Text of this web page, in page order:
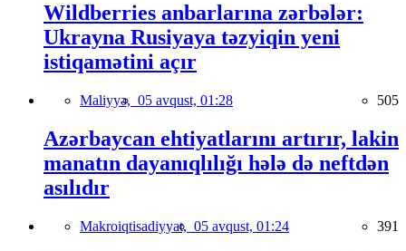
Wildberries anbarlarına zərbələr:
Ukrayna Rusiyaya təzyiqin yeni
istiqamətini açır
Maliyyə, 05 avqust, 01:28 505
Azərbaycan ehtiyatlarını artırır, lakin
manatın dayanıqlılığı hələ də neftdən
asılıdır
Makroiqtisadiyyat, 05 avqust, 01:24 391